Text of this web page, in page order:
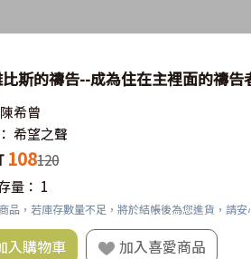
斯的禱告--成為住在主裡面的禱告
陳希曾
希望之聲
108120
量： 1
品，若庫存數量不足，將於結帳後為您進貨，請安
入購物車 加入喜愛商品